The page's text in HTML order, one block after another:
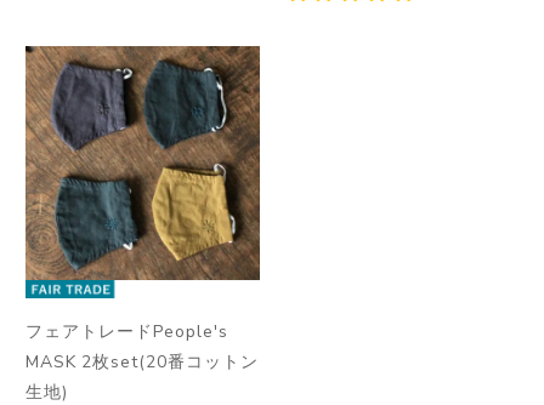
フェアトレードPeople's
MASK 2枚set(20番コットン
生地)